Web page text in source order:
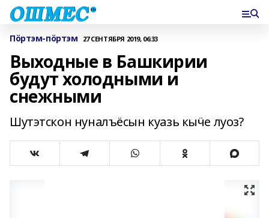
Пӧртэм-пӧртэм 27 СЕНТЯБРЯ 2019, 06:33
Выходные в Башкирии
будут холодными и
снежными
Шутэтскон нуналъёсын куазь кыӵе луоз?